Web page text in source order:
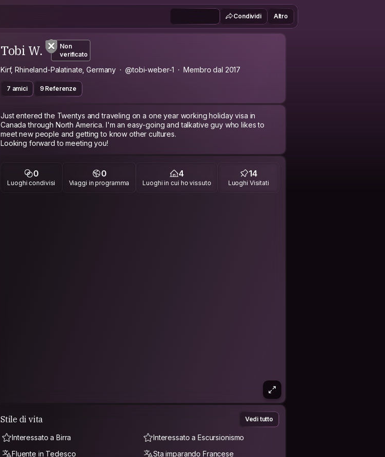
Condividi Altro
Tobi W.
Non
verificato
Kirf, Rhineland-Palatinate, Germany @tobi-weber-1 Membro dal 2017
7 amici 9 Referenze
Just entered the Twentys and traveling on a one year working holiday visa in
Canada through North America. I'm an easy-going and talkative guy who likes to
meet new people and getting to know other cultures.
0
Luoghi condivisi
0
Viaggi in programma
4
Luoghi in cui ho vissuto
14
Luoghi Visitati
Stile di vita Vedi tutto
Interessato a Birra
Interessato a Escursionismo
Fluente in Tedesco
Sta imparando Francese